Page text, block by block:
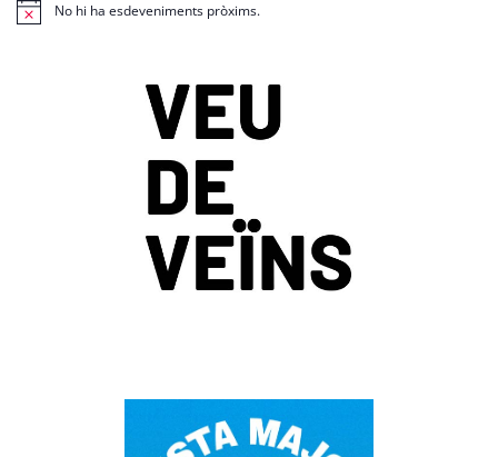
Avís No hi ha esdeveniments pròxims.